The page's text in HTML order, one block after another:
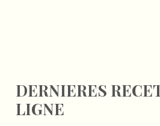
DERNIERES
LIGNE